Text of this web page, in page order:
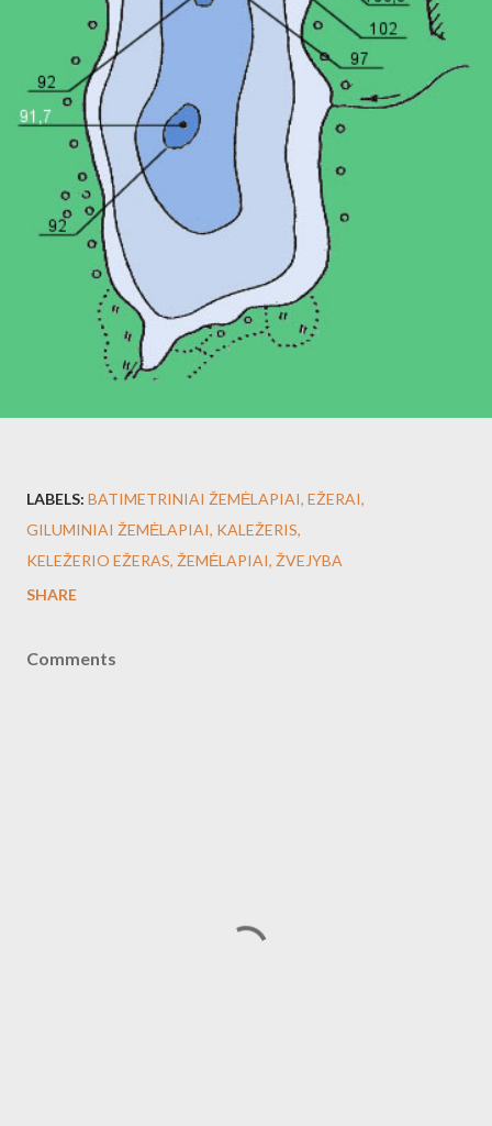
LABELS: BATIMETRINIAI ŽEMĖLAPIAI EŽERAI
GILUMINIAI ŽEMĖLAPIAI KALEŽERIS
KELEŽERIO EŽERAS ŽEMĖLAPIAI ŽVEJYBA
SHARE
Comments